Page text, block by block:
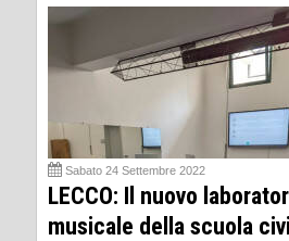
Sabato 24 Settembre 2022
LECCO: Il nuovo
musicale della scuola